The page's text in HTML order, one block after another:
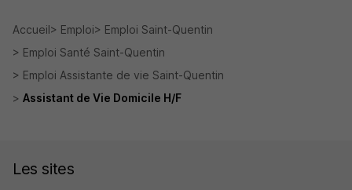
Accueil Emploi
Emploi Saint-Quentin
Emploi Santé Saint-Quentin
Emploi Assistante de vie Saint-Quentin
Assistant de Vie Domicile H/F
Les sites